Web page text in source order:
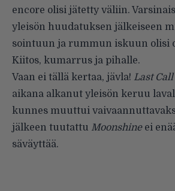
encore olisi jätetty väliin.
yleisön huudatuksen jälkeiseen
sointuun ja rummun iskuun olisi
Kiitos, kumarrus ja pihalle.
Vaan ei tällä kertaa, jävla! Last
aikana alkanut yleisön keruu
kunnes muuttui
jälkeen tuutattu Moonshineei
säväyttää.